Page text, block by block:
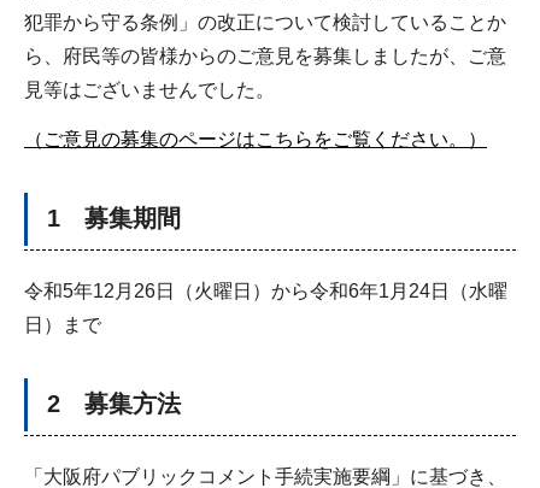
犯罪から守る条例」の改正について検討していることか
ら、府民等の皆様からのご意見を募集しましたが、ご意
見等はございませんでした。
（ご意見の募集のページはこちらをご覧ください。）
1 募集期間
令和5年12月26日（火曜日）から令和6年1月24日（水曜
日）まで
2 募集方法
「大阪府パブリックコメント手続実施要綱」に基づき、